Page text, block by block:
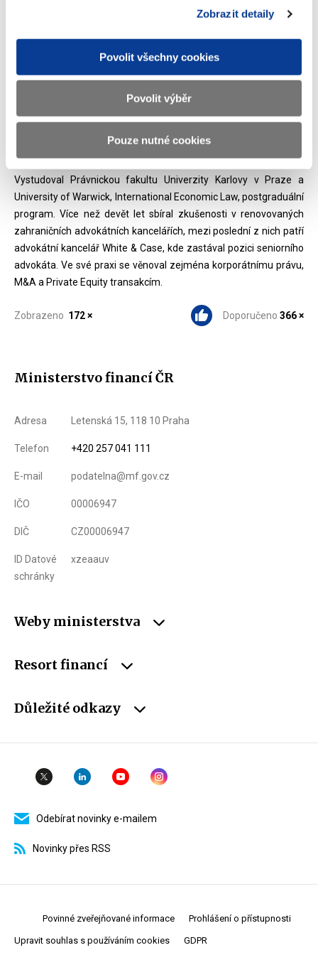
Zobrazit detaily
Povolit všechny cookies
Povolit výběr
Pouze nutné cookies
zastávala pozici ředitelky v oddělení auditorských služeb. V
regionálního vedení auditorských služeb sítě PwC ve střední a
východní Evropě. Během pracovní kariéry načerpala řadu
zkušeností na auditorských a poradenských projektech ve
Spojených státech amerických a řadě evropských zemí.
JUDr. Petr Pavelec, LL.M.
Vystudoval Právnickou fakultu Univerzity Karlovy v Praze a
University of Warwick, International Economic Law, postgraduální
program. Více než devět let sbíral zkušenosti v renovovaných
zahraničních advokátních kancelářích, mezi poslední z nich patří
advokátní kancelář White & Case, kde zastával pozici seniorního
advokáta. Ve své praxi se věnoval zejména korporátnímu právu,
M&A a Private Equity transakcím.
Zobrazeno 172 × Doporučeno 366 ×
Ministerstvo financí ČR
Adresa Letenská 15, 118 10 Praha
Telefon +420 257 041 111
E-mail podatelna@mf.gov.cz
IČO 00006947
DIČ CZ00006947
ID Datové
schránky
xzeaauv
Weby ministerstva
Resort financí
Důležité odkazy
Odebírat novinky e-mailem
Novinky přes RSS
Povinné zveřejňované informace Prohlášení o přístupnosti
Upravit souhlas s používáním cookies GDPR